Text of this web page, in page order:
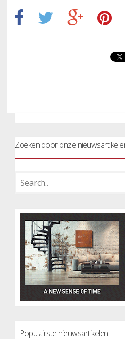
Zoeken door onze
Populairste nieuwsartikelen